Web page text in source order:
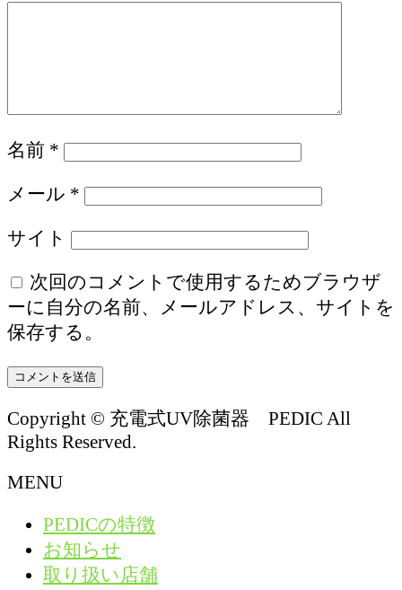
名前 *
メール *
サイト
次回のコメントで使用するためブラウザ
ーに自分の名前、メールアドレス、サイトを
保存する。
Copyright © 充電式UV除菌器 PEDIC All
Rights Reserved.
MENU
PEDICの特徴
お知らせ
取り扱い店舗